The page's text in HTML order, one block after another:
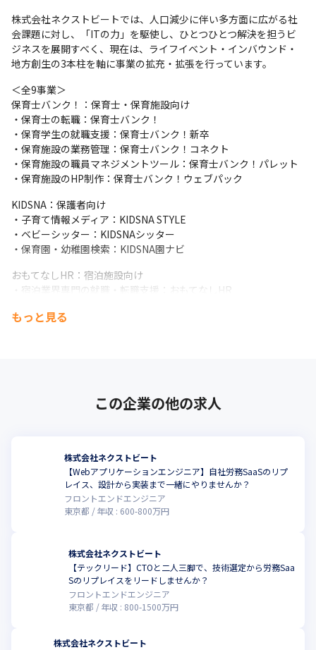
・職種：SRE、チーフアーキテクト、シニアプリンシパル、CTO
など
株式会社ネクストビートでは、人口減少に伴い多方面に広がる社
会課題に対し、「ITの力」を駆使し、ひとつひとつ解決を担うビ
ジネスを展開すべく、現在は、ライフイベント・インバウンド・
地方創生の3本柱を軸に事業の拡充・拡張を行っています。
＜全9事業＞
保育士バンク！：保育士・保育施設向け
・保育士の転職：保育士バンク！
・保育学生の就職支援：保育士バンク！新卒
・保育施設の業務管理：保育士バンク！コネクト
・保育施設の職員マネジメントツール：保育士バンク！パレット
・保育施設のHP制作：保育士バンク！ウェブパック
KIDSNA：保護者向け
・子育て情報メディア：KIDSNA STYLE
・ベビーシッター：KIDSNAシッター
・保育園・幼稚園検索：KIDSNA園ナビ
おもてなしHR：宿泊施設向け
・宿泊業界専門の就職・転職支援：おもてなしHR
もっと見る
この企業の他の求人
株式会社ネクストビート
【Webアプリケーションエンジニア】自社労務SaaSのリプ
レイス、設計から実装まで一緒にやりませんか？
フロントエンドエンジニア
東京都
年収 : 600-800万円
株式会社ネクストビート
【テックリード】CTOと二人三脚で、技術選定から労務Saa
Sのリプレイスをリードしませんか？
フロントエンドエンジニア
東京都
年収 : 800-1500万円
株式会社ネクストビート